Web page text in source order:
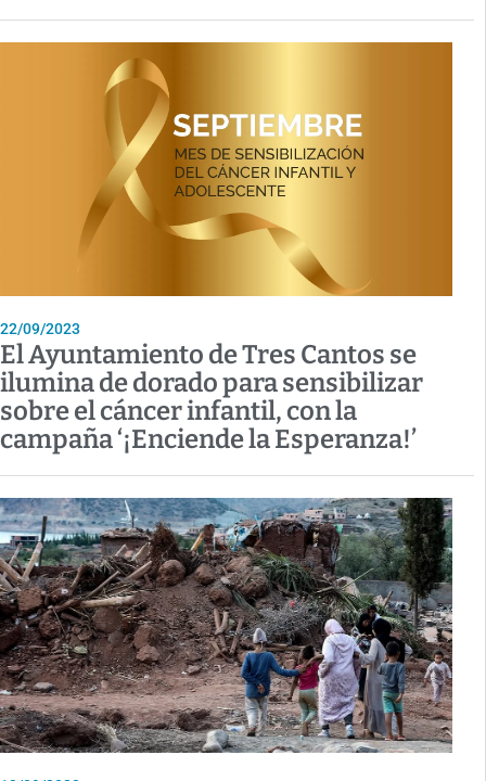
22/09/2023
El Ayuntamiento de Tres Cantos se
ilumina de dorado para sensibilizar
sobre el cáncer infantil, con la
campaña ‘¡Enciende la Esperanza!’